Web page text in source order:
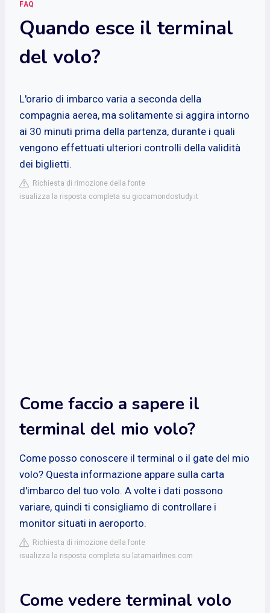
FAQ
Quando esce il terminal
del volo?
L'orario di imbarco varia a seconda della
compagnia aerea, ma solitamente si aggira intorno
ai 30 minuti prima della partenza, durante i quali
vengono effettuati ulteriori controlli della validità
dei biglietti.
Richiesta di rimozione della fonte
isualizza la risposta completa su giocamondostudy.it
Come faccio a sapere il
terminal del mio volo?
Come posso conoscere il terminal o il gate del mio
volo? Questa informazione appare sulla carta
d'imbarco del tuo volo. A volte i dati possono
variare, quindi ti consigliamo di controllare i
monitor situati in aeroporto.
Richiesta di rimozione della fonte
isualizza la risposta completa su latamairlines.com
Come vedere terminal volo